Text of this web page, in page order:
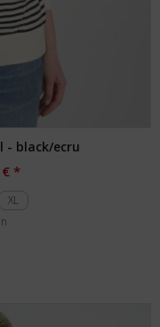
- black/ecru
*
XL